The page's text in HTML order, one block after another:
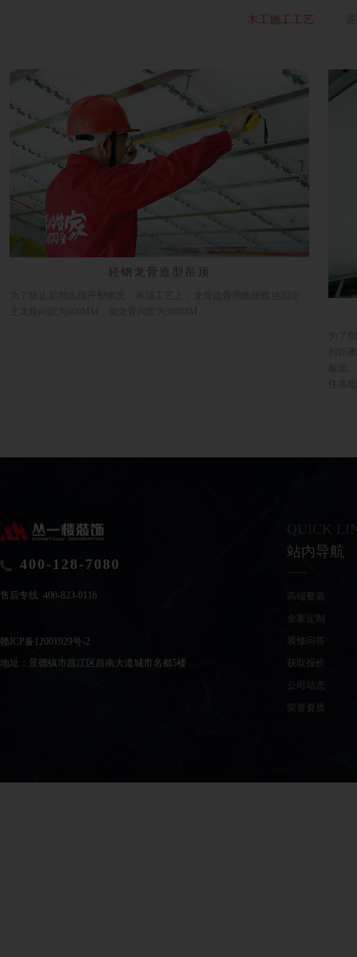
木工施工工艺
轻钢龙骨造型吊顶
400-128-7080
售后专线: 400-823-0116
赣ICP备12001929号-2
地址：景德镇市昌江区昌南大道城市名都5楼
QUICK
站内导航
高端整装
全案定制
装修问答
获取报价
公司动态
荣誉资质